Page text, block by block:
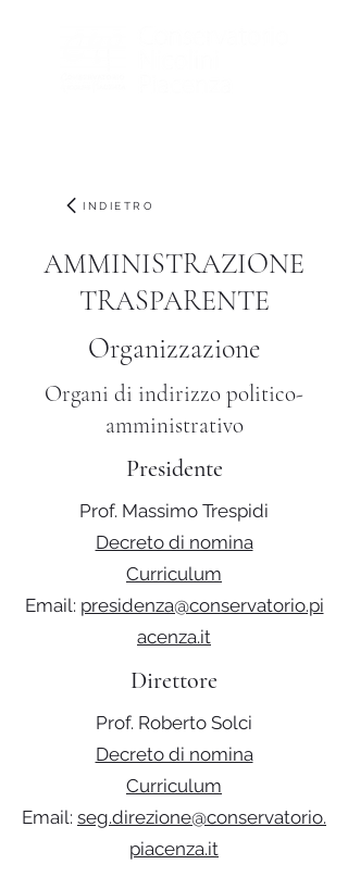
INDIETRO
AMMINISTRAZIONE
TRASPARENTE
Organizzazione
Organi di indirizzo politico-
amministrativo
Presidente
Prof. Massimo Trespidi
Decreto di nomina
Curriculum
Email: presidenza@conservatorio.pi
acenza.it
Direttore
Prof. Roberto Solci
Decreto di nomina
Curriculum
Email: seg.direzione@conservatorio.
piacenza.it